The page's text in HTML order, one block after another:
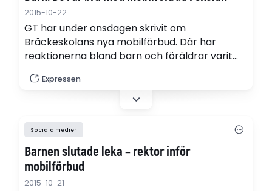
2015-10-22
GT har under onsdagen skrivit om
Bräckeskolans nya mobilförbud. Där har
reaktionerna bland barn och föräldrar varit
på Göteborgs gator. Många tycker att ett
mobilförbud i skolan är bra.
Expressen
Sociala medier
Barnen slutade leka – rektor inför
mobilförbud
2015-10-21